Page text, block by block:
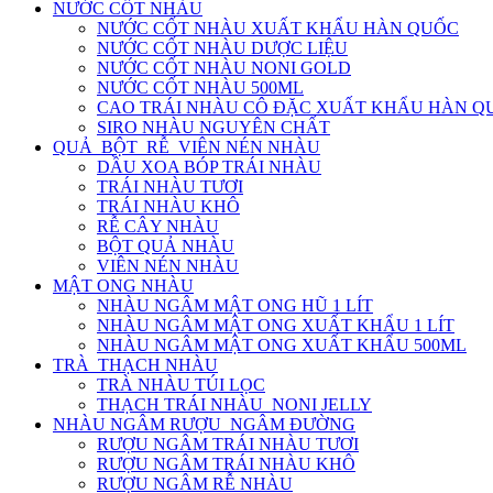
NƯỚC CỐT NHÀU
NƯỚC CỐT NHÀU XUẤT KHẨU HÀN QUỐC
NƯỚC CỐT NHÀU DƯỢC LIỆU
NƯỚC CỐT NHÀU NONI GOLD
NƯỚC CỐT NHÀU 500ML
CAO TRÁI NHÀU CÔ ĐẶC XUẤT KHẨU HÀN
SIRO NHÀU NGUYÊN CHẤT
QUẢ_BỘT_RỄ_VIÊN NÉN NHÀU
DẦU XOA BÓP TRÁI NHÀU
TRÁI NHÀU TƯƠI
TRÁI NHÀU KHÔ
RỄ CÂY NHÀU
BỘT QUẢ NHÀU
VIÊN NÉN NHÀU
MẬT ONG NHÀU
NHÀU NGÂM MẬT ONG HŨ 1 LÍT
NHÀU NGÂM MẬT ONG XUẤT KHẨU 1 LÍT
NHÀU NGÂM MẬT ONG XUẤT KHẨU 500ML
TRÀ_THẠCH NHÀU
TRÀ NHÀU TÚI LỌC
THẠCH TRÁI NHÀU_NONI JELLY
NHÀU NGÂM RƯỢU_NGÂM ĐƯỜNG
RƯỢU NGÂM TRÁI NHÀU TƯƠI
RƯỢU NGÂM TRÁI NHÀU KHÔ
RƯỢU NGÂM RỄ NHÀU